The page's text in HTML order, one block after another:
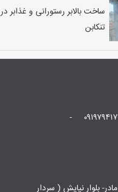
ساخت بالابر رستورانی و غذابر در
تنکابن
۰۹۱۲۲۶۱۳۴۱۷ - ۰۹۱۹۷۹۴۱۷۴۰ -
بلوار نیایش ( سردار